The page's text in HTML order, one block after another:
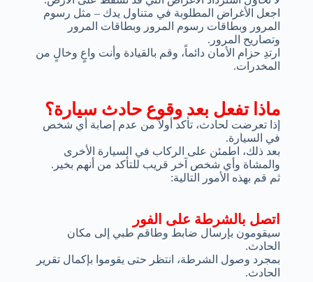
اجعل الأغراض المطلوبة في متناول يدك – مثل رسوم
المرور وبطاقات رسوم المرور وبطاقات المرور
وتصاريح المرور.
ارتدِ حزام الأمان دائماً، وقم بالقيادة وأنت واعٍ وخالٍ من
المخدرات.
ماذا تفعل بعد وقوع حادث سيارة؟
إذا تعرضت لحادث، تأكد أولاً من عدم إصابة أي شخص
في السيارة.
بعد ذلك، اطمئن على الركاب في السيارة الأخرى
والمشاة وأي شخص آخر قريب للتأكد من أنهم بخير.
ثم قم بهذه الأمور التالية:
اتصل بالشرطة على الفور
سيقومون بإرسال ضابط وطاقم طبي إلى مكان
الحادث.
بمجرد وصول الشرطة، انتظر حتى يقوموا بإكمال تقرير
الحادث.